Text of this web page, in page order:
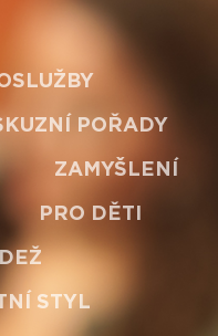
POŘADY
ZAMYŠLENÍ
PRO DĚTI
STYL